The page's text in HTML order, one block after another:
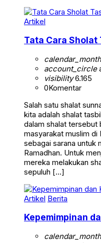
Artikel
Tata Cara Sholat
calendar_month
account_circle
visibility6.165
0Komentar
Salah satu shalat
kita adalah shalat
dalam shalat tersebut
masyarakat muslim di
sebagai sarana untuk
Ramadhan. Untuk
mereka melakukan
sepuluh […]
Artikel Berita
Kepemimpinan
calendar_month